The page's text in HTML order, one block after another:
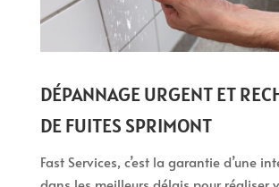
DÉPANNAGE URGENT ET
DE FUITES SPRIMONT
Fast Services, c’est la garantie d’une